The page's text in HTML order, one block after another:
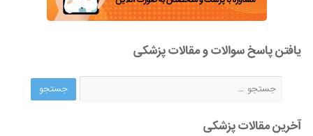
یافتن پاسخ سوالات و مقالات پزشکی
آخرین مقالات پزشکی